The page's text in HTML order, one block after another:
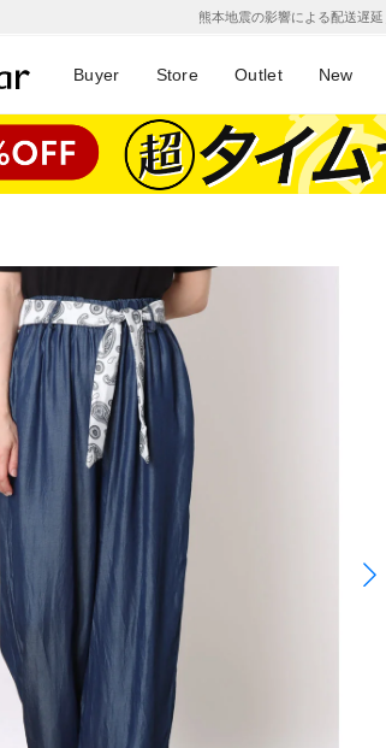
熊本地震の影響による配送遅延
Buyer Store Outlet New